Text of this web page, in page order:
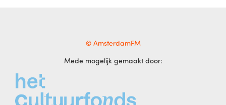
© AmsterdamFM
Mede mogelijk gemaakt door: